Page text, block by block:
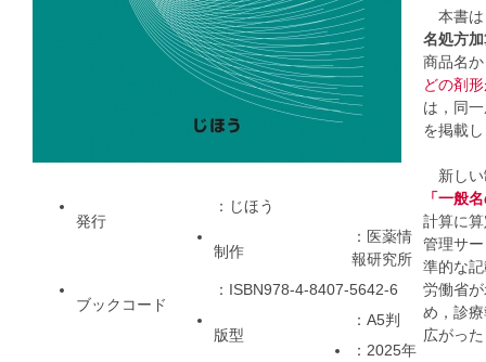
発行
：じほう
制作
：医薬情
報研究所
ブックコード
：ISBN978-4-8407-5642-6
版型
：A5判
：2025年
本書は
名処方
商品名
どの剤
は，同
を掲載
新しい
「一般
計算に
管理サ
準的な
労働省
め，診
広がっ